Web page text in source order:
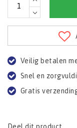
Veilig betalen
Snel en
Gratis